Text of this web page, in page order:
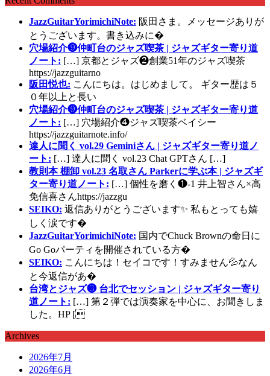
JazzGuitarYorimichiNote: 阪田さま。メッセージありが
とうございます。書き込みに�
穴場紹介❾仲町台のジャズ喫茶 | ジャズギター寄り道
ノート: […] 京都とジャズ❷創業51年のジャズ喫茶
https://jazzguitarno
阪田悦也: こんにちは。はじめまして。 ギター歴は５
０年以上と長い
穴場紹介❾仲町台のジャズ喫茶 | ジャズギター寄り道
ノート: […] 穴場紹介❹ジャズ喫茶ベイシー
https://jazzguitarnote.info/
達人に聞く vol.29 Geminiさん | ジャズギター寄り道ノ
ート: […] 達人に聞く vol.23 Chat GPTさん […]
教則本 棚卸 vol.23 名取さん Parkerに学ぶ本 | ジャズギ
ター寄り道ノート: […] 個性を磨く❶-1 井上智さん×高
免信喜さんhttps://jazzgu
SEIKO: 返信ありがとうございます✨ 私もとっても嬉
しく涙です�
JazzGuitarYorimichiNote: 国内でChuck Brownの命日に
Go Goパーティを開催されている方�
SEIKO: こんにちは！セイコです！すみません💦なん
と今返信があ�
台湾とジャズ❸ 台北でセッション | ジャズギター寄り
道ノート: […] 第２弾では演奏家を中心に、お聞きしま
した。HP [
Archives
2026年7月
2026年6月